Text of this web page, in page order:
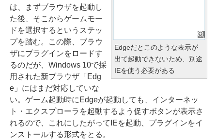
Edgeだとこのような表示が
出て起動できないため、別途
IEを使う必要がある
は、まずブラウザを起動し
た後、そこからゲームモー
ドを選択するというステッ
プを踏む。この際、ブラウ
ザにプラグインをロードす
るのだが、Windows 10で採
用された新ブラウザ「Edg
e」にはまだ対応していな
い。ゲーム起動時にEdgeが起動しても、インターネッ
ト・エクスプローラを起動するよう促すボタンが表示さ
れるので、これにしたがってIEを起動、プラグインをイ
ンストールする形式をとる。